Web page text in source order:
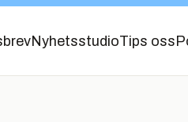
NyhetsstudioTips oss